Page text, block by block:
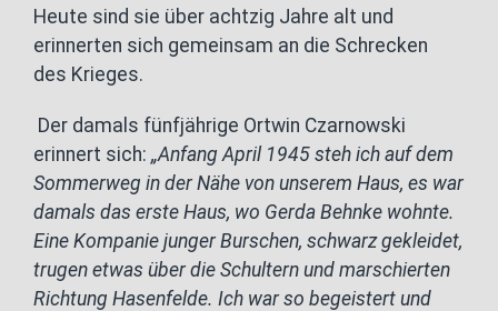
Heute sind sie über achtzig Jahre alt und
erinnerten sich gemeinsam an die Schrecken
des Krieges.
Der damals fünfjährige Ortwin Czarnowski
erinnert sich: „Anfang April 1945 steh ich auf dem
Sommerweg in der Nähe von unserem Haus, es war
damals das erste Haus, wo Gerda Behnke wohnte.
Eine Kompanie junger Burschen, schwarz gekleidet,
trugen etwas über die Schultern und marschierten
Richtung Hasenfelde. Ich war so begeistert und